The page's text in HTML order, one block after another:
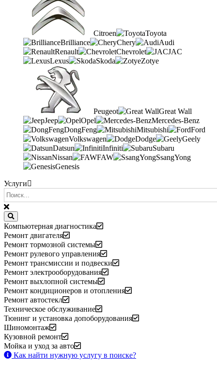
Citroen
Toyota
Brilliance
Chery
Audi
Renault
Chevrolet
JAC
Lexus
Skoda Zotye
Peugeot
Great Wall
Jeep
Opel
Mercedes-Benz
DongFeng
Mitsubishi
Ford
Volkswagen
Dodge
Geely
Datsun
Infiniti
Subaru
Nissan
FAW
SsangYong
Genesis
Услуги
Компьютерная диагностика
Ремонт двигателя
Ремонт тормозной системы
Ремонт рулевого управления
Ремонт трансмиссии и подвески
Ремонт электрооборудования
Ремонт выхлопной системы
Ремонт кондиционеров и отопления
Ремонт автостекл
Техническое обслуживание
Тюнинг и установка допоборудования
Шиномонтаж
Кузовной ремонт
Мойка и уход за авто
Как найти нужную услугу в поиске?